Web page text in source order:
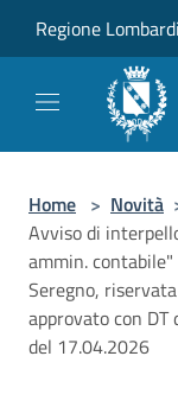
Regione
Home > Novità
Avviso di
ammin.
Seregno,
approvato con DT
del 17.04.2026